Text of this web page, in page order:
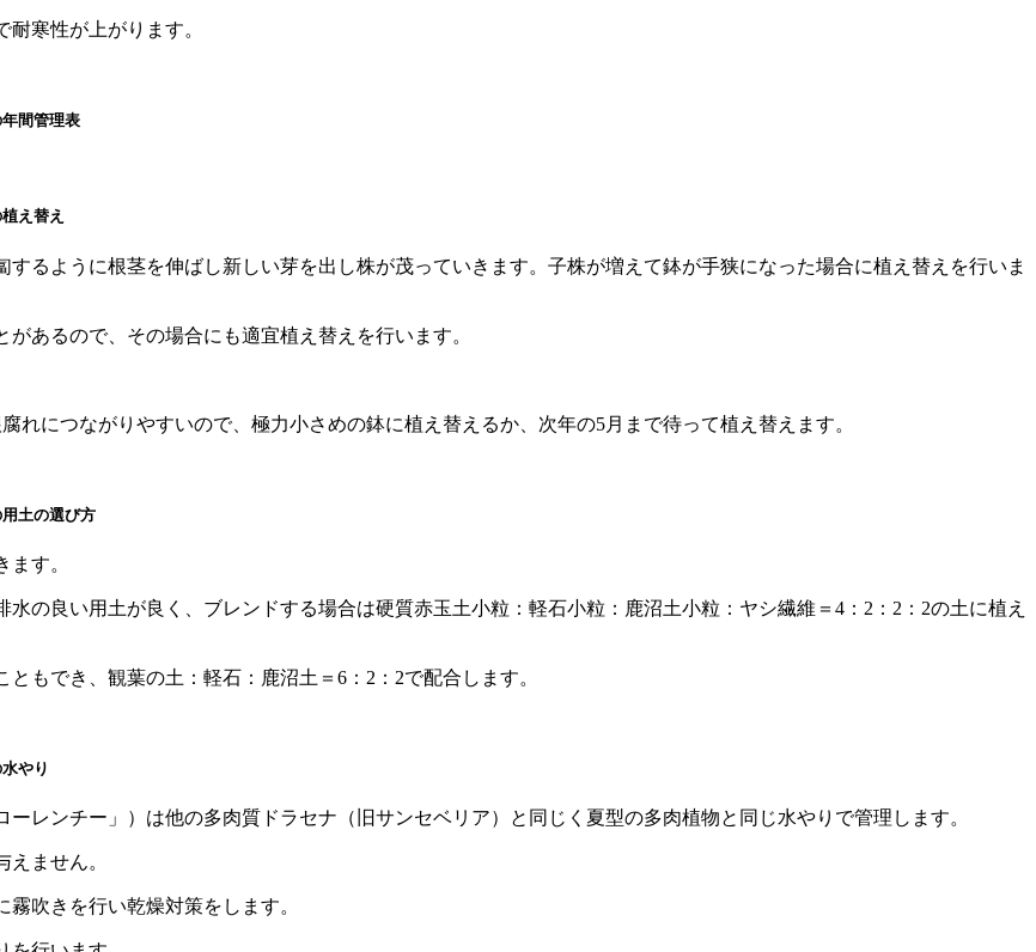
寒性が上がります。
間管理表
え替え
るように根茎を伸ばし新しい芽を出し株が茂っていきます。子株が増えて鉢が手狭になった場合に植え替えを行いま
あるので、その場合にも適宜植え替えを行います。
れにつながりやすいので、極力小さめの鉢に植え替えるか、次年の5月まで待って植え替えます。
土の選び方
す。
の良い用土が良く、ブレンドする場合は硬質赤玉土小粒：軽石小粒：鹿沼土小粒：ヤシ繊維＝4：2：2：2の土に植え
もでき、観葉の土：軽石：鹿沼土＝6：2：2で配合します。
やり
レンチー」）は他の多肉質ドラセナ（旧サンセベリア）と同じく夏型の多肉植物と同じ水やりで管理します。
ません。
吹きを行い乾燥対策をします。